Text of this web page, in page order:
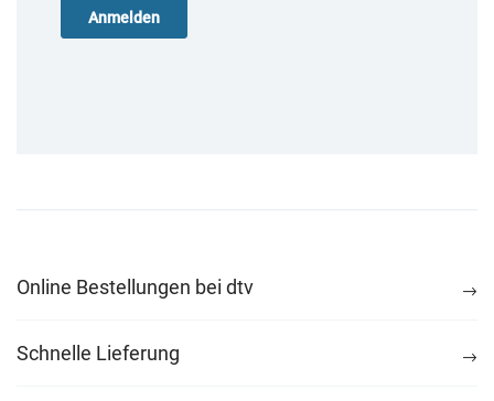
Online Bestellungen bei dtv
Schnelle Lieferung